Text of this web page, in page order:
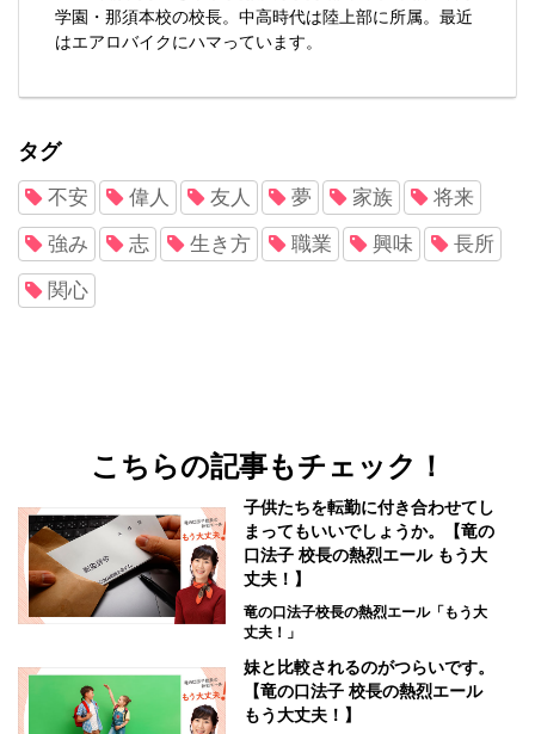
学園・那須本校の校長。中高時代は陸上部に所属。最近
はエアロバイクにハマっています。
タグ
不安 偉人 友人 夢 家族 将来
強み 志 生き方 職業 興味 長所
関心
こちらの記事もチェック！
子供たちを転勤に付き合わせてし
まってもいいでしょうか。【竜の
口法子 校長の熱烈エール もう大
丈夫！】
竜の口法子校長の熱烈エール「もう大
丈夫！」
妹と比較されるのがつらいです。
【竜の口法子 校長の熱烈エール
もう大丈夫！】